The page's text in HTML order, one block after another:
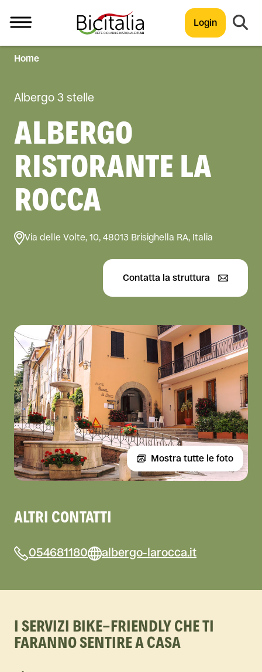
Login
TUTTO
Home
Albergo 3 stelle
ALBERGO
RISTORANTE LA
ROCCA
Via delle Volte, 10, 48013 Brisighella RA, Italia
Contatta la struttura
Mostra tutte le foto
ALTRI CONTATTI
054681180 albergo-larocca.it
I SERVIZI BIKE-FRIENDLY CHE TI
FARANNO SENTIRE A CASA